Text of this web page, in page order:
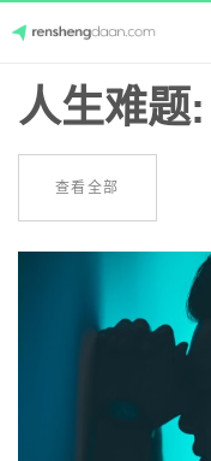
Skip
content
人生答案
人生难题
查看全部